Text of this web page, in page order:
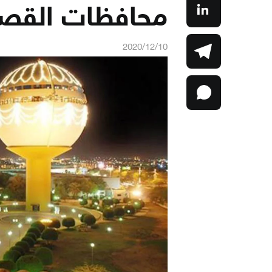
محافظات
2020/12/10